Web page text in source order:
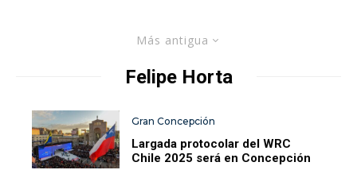
Más antigua
Felipe Horta
Gran Concepción
Largada protocolar del WRC
Chile 2025 será en Concepción